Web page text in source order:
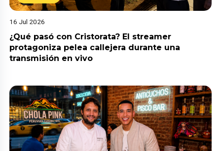
16 Jul 2026
¿Qué pasó con Cristorata? El streamer
protagoniza pelea callejera durante una
transmisión en vivo